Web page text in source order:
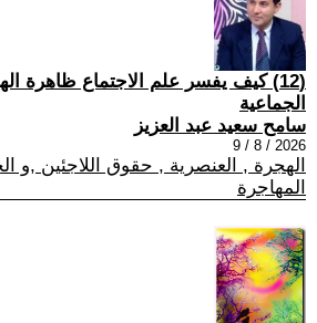
(12) كيف يفسر علم الاجتماع ظاهرة
الجماعية
سامح سعيد عبد العزيز
2026 / 8 / 9
الهجرة , العنصرية , حقوق اللاجئين ,و
المهاجرة